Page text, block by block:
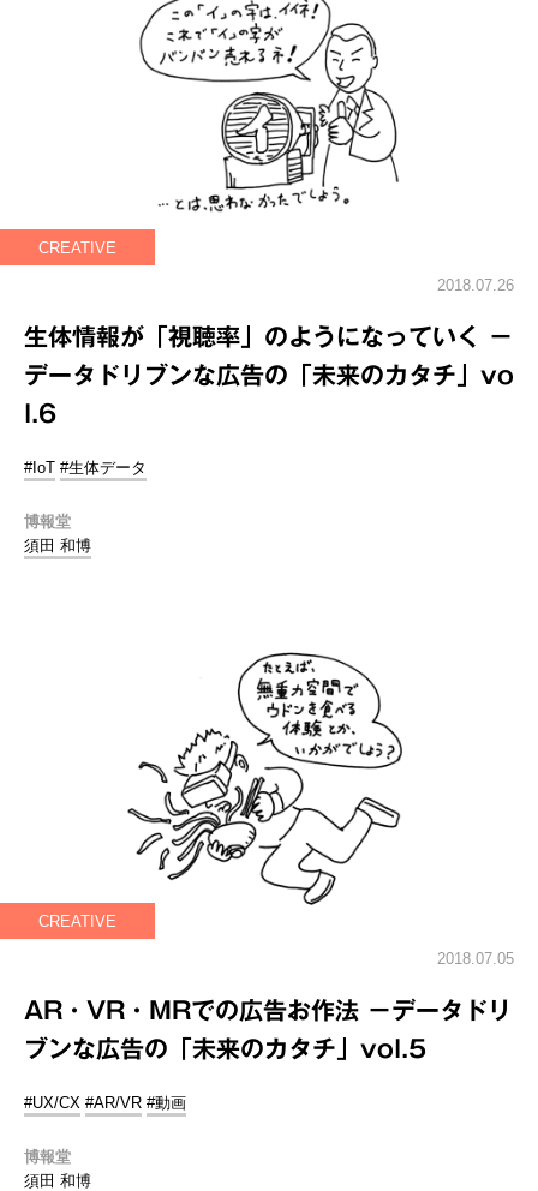
CREATIVE
2018.07.26
生体情報が「視聴率」のようになっていく －
データドリブンな広告の「未来のカタチ」vo
l.6
#IoT #生体データ
博報堂
須田 和博
CREATIVE
2018.07.05
AR・VR・MRでの広告お作法 －データドリ
ブンな広告の「未来のカタチ」vol.5
#UX/CX #AR/VR #動画
博報堂
須田 和博